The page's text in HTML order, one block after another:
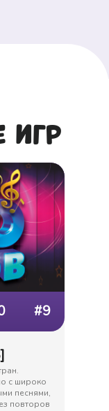
игр
#9
с широко
песнями,
повторов